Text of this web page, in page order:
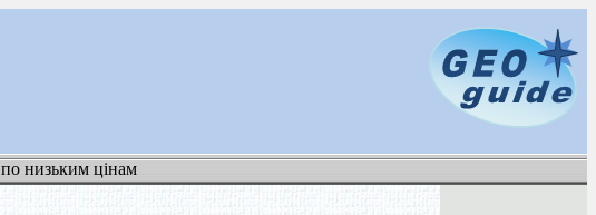
по низьким цінам